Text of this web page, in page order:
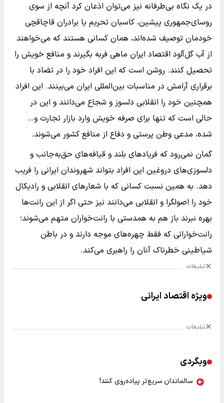
در یک نگاه بی‌طرفانه نیز می‌توان اذعان کرد آنچه از سوی
روسای‌جمهوری پیشین، کاسبان تحریم یا برادران قاچاقچی
خودمان توصیف شده‌اند، همان کسانی هستند که می‌خواهند
از آب گل‌آلود اقتصاد ایران ماهی فربه بگیرند و منافع خویش را
تحصیل کنند. روشن است که این افراد خود را در تضاد با
برقراری آرامش در مناسبات بین‌المللی ایران می‌بینند. این افراد
همچنین خود را انقلابی دلسوز و شجاع می‌دانند و این در
حالی است که تنها برای صرفه خویش وارد بازار تجارت و…
شده، مدعی وطن پرستی و دفاع از منافع کشور می‌شوند.
گمان نمی‌رود که فریادهای بلند و قیافه‌های حق‌به‌جانب و
دلسوزی‌های دروغین این افراد بتواند شهروندان ایرانی را فریب
دهد. به همین نسبت کسانی که با شعارهای انقلابی و رادیکال
خود را اصولگرا و انقلابی می‌دانند نیز حتی اگر از این رانت‌ها
بهره نبرند باز هم به همدستی با رانت‌خواران متهم می‌شوند؛
رانت‌خوارانی که فقط چهره‌های موجه دارند و در باطن
شیاطینی خطرناک آنان را راهبری می‌کند.
تبلیغات
ویژه اقتصاد ایرانی
تبلیغات
وبگردی
سالماندان سریع‌تر پیاده‌روی کنند!